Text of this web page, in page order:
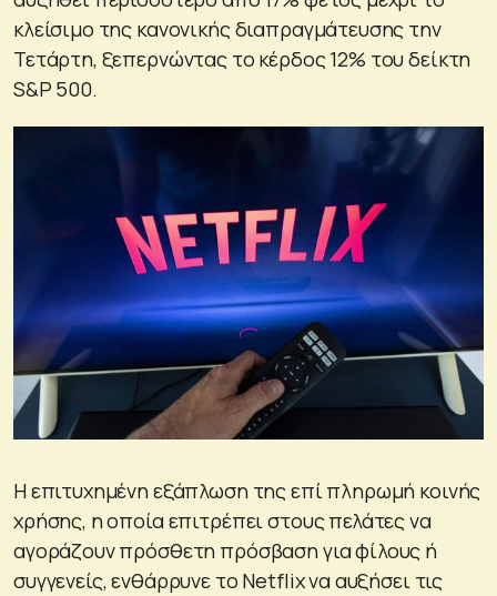
κλείσιμο της κανονικής διαπραγμάτευσης την
Τετάρτη, ξεπερνώντας το κέρδος 12% του δείκτη
S&P 500.
Η επιτυχημένη εξάπλωση της επί πληρωμή κοινής
χρήσης, η οποία επιτρέπει στους πελάτες να
αγοράζουν πρόσθετη πρόσβαση για φίλους ή
συγγενείς, ενθάρρυνε το Netflix να αυξήσει τις